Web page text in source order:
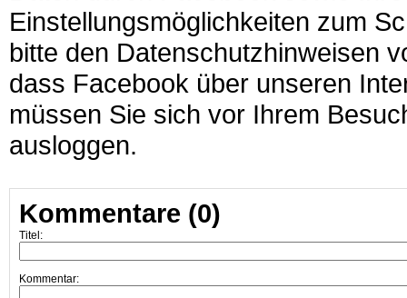
Einstellungsmöglichkeiten zum
bitte den Datenschutzhinweisen
dass Facebook über unseren
müssen Sie sich vor Ihrem
ausloggen.
Kommentare (0)
Titel:
Kommentar: